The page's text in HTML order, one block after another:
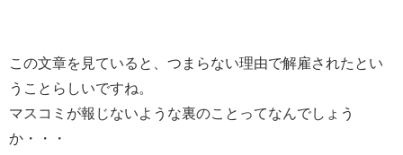
この文章を見ていると、つまらない理由で解雇されたとい
うことらしいですね。
マスコミが報じないような裏のことってなんでしょう
か・・・